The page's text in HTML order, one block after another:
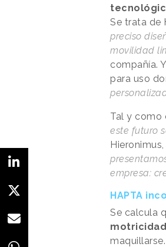
Se trata de
preciso
movilidad
compañía.
para uso
Tal y como
este futuro
empresa:
HAPTA
Se calcula